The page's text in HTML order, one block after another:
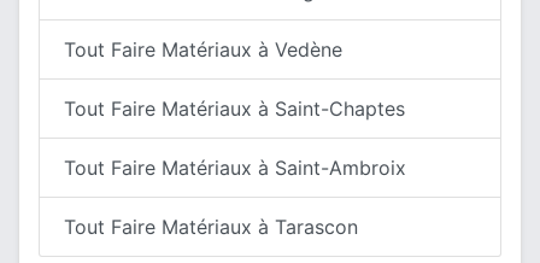
Tout Faire Matériaux à Vedène
Tout Faire Matériaux à Saint-Chaptes
Tout Faire Matériaux à Saint-Ambroix
Tout Faire Matériaux à Tarascon